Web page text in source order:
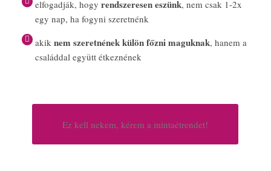
elfogadják, hogy rendszeresen eszünk, nem csak 1-2x
egy nap, ha fogyni szeretnénk
akik nem szeretnének külön főzni maguknak, hanem a
családdal együtt étkeznének
Ez kell nekem, kérem a mintaétrendet!